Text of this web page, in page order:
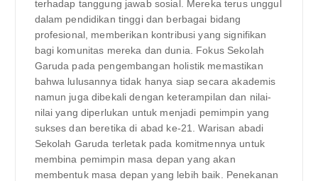
terhadap tanggung jawab sosial. Mereka terus unggul
dalam pendidikan tinggi dan berbagai bidang
profesional, memberikan kontribusi yang signifikan
bagi komunitas mereka dan dunia. Fokus Sekolah
Garuda pada pengembangan holistik memastikan
bahwa lulusannya tidak hanya siap secara akademis
namun juga dibekali dengan keterampilan dan nilai-
nilai yang diperlukan untuk menjadi pemimpin yang
sukses dan beretika di abad ke-21. Warisan abadi
Sekolah Garuda terletak pada komitmennya untuk
membina pemimpin masa depan yang akan
membentuk masa depan yang lebih baik. Penekanan